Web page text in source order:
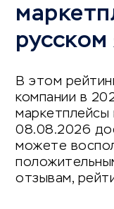
русском
В этом
компании в
маркетплейсы
08.08.2026
можете
отзывам,